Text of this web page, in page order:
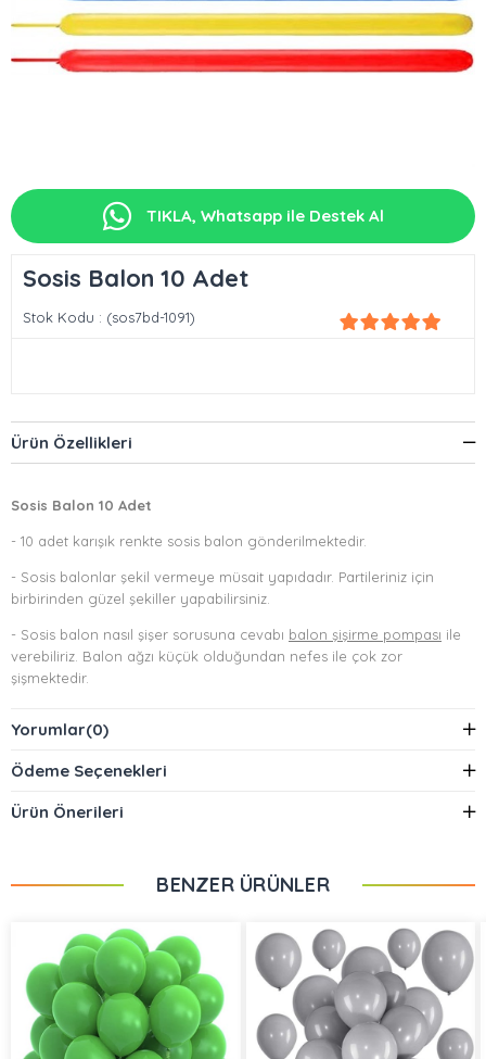
TIKLA, Whatsapp ile Destek Al
Sosis Balon 10 Adet
Stok Kodu (sos7bd-1091)
Ürün Özellikleri
Sosis Balon 10 Adet
- 10 adet karışık renkte sosis balon gönderilmektedir.
- Sosis balonlar şekil vermeye müsait yapıdadır. Partileriniz için
birbirinden güzel şekiller yapabilirsiniz.
- Sosis balon nasıl şişer sorusuna cevabı balon şişirme pompası ile
verebiliriz. Balon ağzı küçük olduğundan nefes ile çok zor
şişmektedir.
Yorumlar(0)
Ödeme Seçenekleri
Ürün Önerileri
BENZER ÜRÜNLER